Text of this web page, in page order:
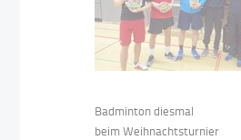
Badminton diesmal
beim Weihnachtsturnier